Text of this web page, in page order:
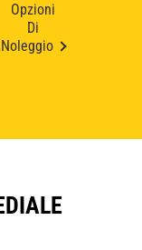
Opzioni
Di
Noleggio